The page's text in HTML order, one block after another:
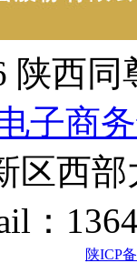
陕西
子商
区西
：
陕ICP